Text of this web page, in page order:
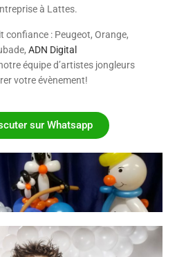
à Lattes.
confiance : Peugeot, Orange,
ADN Digital
équipe d’artistes jongleurs
votre évènement!
sur Whatsapp